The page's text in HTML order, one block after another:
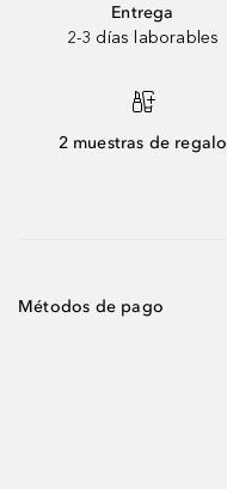
Entrega
2-3 días laborables
2 muestras de regalo
Métodos de pago